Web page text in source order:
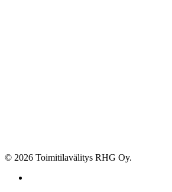
© 2026 Toimitilavälitys RHG Oy.